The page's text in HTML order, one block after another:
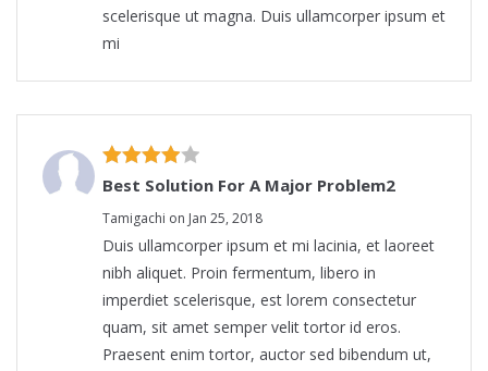
scelerisque ut magna. Duis ullamcorper ipsum et
mi
Best Solution For A Major Problem2
Tamigachi on Jan 25, 2018
Duis ullamcorper ipsum et mi lacinia, et laoreet
nibh aliquet. Proin fermentum, libero in
imperdiet scelerisque, est lorem consectetur
quam, sit amet semper velit tortor id eros.
Praesent enim tortor, auctor sed bibendum ut,